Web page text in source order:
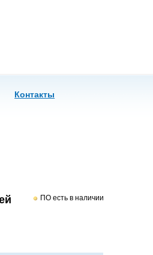
Контакты
ПО есть в наличии